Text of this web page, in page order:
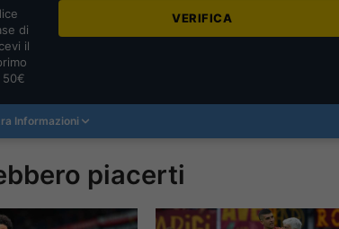
di
il
50€
VERIFICA
Informazioni
piacerti